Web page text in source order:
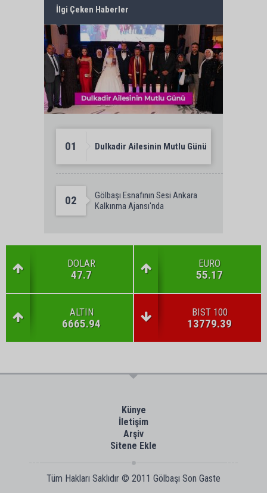
İlgi Çeken Haberler
01 Dulkadir Ailesinin Mutlu Günü
02
Gölbaşı Esnafının Sesi Ankara
Kalkınma Ajansı'nda
DOLAR
47.7
EURO
55.17
ALTIN
6665.94
BIST 100
13779.39
Künye
İletişim
Arşiv
Sitene Ekle
Tüm Hakları Saklıdır © 2011 Gölbaşı Son Gaste